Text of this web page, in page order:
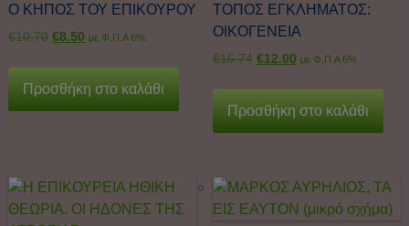
Ο ΚΗΠΟΣ ΤΟΥ ΕΠΙΚΟΥΡΟΥ
€10.70 €8.50 με Φ.Π.Α 6%.
Προσθήκη στο καλάθι
ΤΟΠΟΣ ΕΓΚΛΗΜΑΤΟΣ:
ΟΙΚΟΓΕΝΕΙΑ
€16.74 €12.00 με Φ.Π.Α 6%.
Προσθήκη στο καλάθι